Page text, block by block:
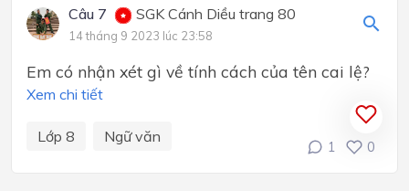
Câu 7 SGK Cánh Diều trang 80
14 tháng 9 2023 lúc 23:58
Em có nhận xét gì về tính cách của tên cai lệ?
Xem chi tiết
Lớp 8 Ngữ văn
1 0